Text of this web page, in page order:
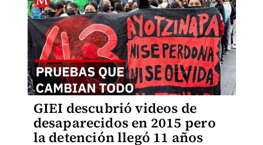
GIEI descubrió videos de
desaparecidos en 2015 pero
la detención llegó 11 años